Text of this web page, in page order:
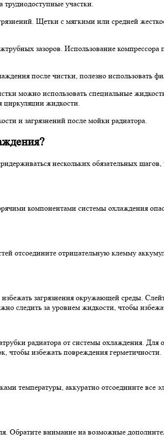
труднодоступные участки.
Щетки с мягкими или средней
зазоров. Использование
после чистки, полезно использовать
можно использовать специальные
циркуляции жидкости.
и загрязнений после мойки радиатора.
нескольких обязательных
компонентами системы охлаждения
отсоедините отрицательную клемму
загрязнения окружающей среды.
следить за уровнем жидкости, чтобы
радиатора от системы охлаждения. Для
чтобы избежать повреждения герметичности.
температуры, аккуратно отсоедините все
Обратите внимание на возможные